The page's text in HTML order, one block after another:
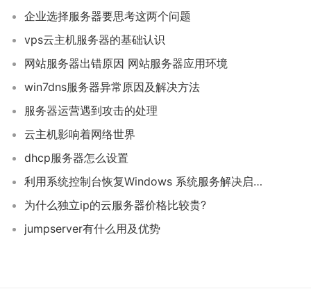
企业选择服务器要思考这两个问题
vps云主机服务器的基础认识
网站服务器出错原因 网站服务器应用环境
win7dns服务器异常原因及解决方法
服务器运营遇到攻击的处理
云主机影响着网络世界
dhcp服务器怎么设置
利用系统控制台恢复Windows 系统服务解决启动失败问题
为什么独立ip的云服务器价格比较贵?
jumpserver有什么用及优势